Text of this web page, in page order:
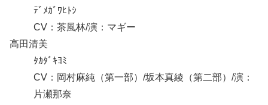
ﾃﾞﾒｶﾞﾜﾋﾄｼ
CV：茶風林/演：マギー
高田清美
ﾀｶﾀﾞｷﾖﾐ
CV：岡村麻純（第一部）/坂本真綾（第二部）/演：
片瀬那奈